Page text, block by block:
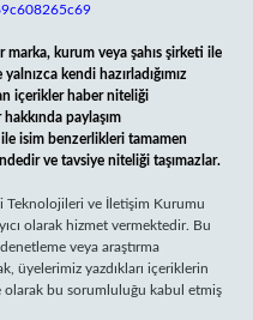
kurum veya şahıs şirketi ile
kendi hazırladığımız
içerikler haber niteliği
paylaşım
isim benzerlikleri tamamen
ve tavsiye niteliği taşımazlar.
Teknolojileri ve İletişim Kurumu
olarak hizmet vermektedir. Bu
veya araştırma
üyelerimiz yazdıkları içeriklerin
olarak bu sorumluluğu kabul etmiş